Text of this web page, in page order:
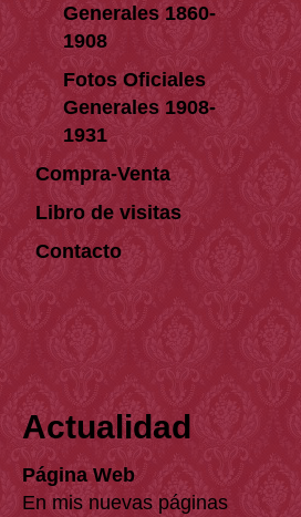
Generales 1860-
1908
Fotos Oficiales
Generales 1908-
1931
Compra-Venta
Libro de visitas
Contacto
Actualidad
Página Web
En mis nuevas páginas